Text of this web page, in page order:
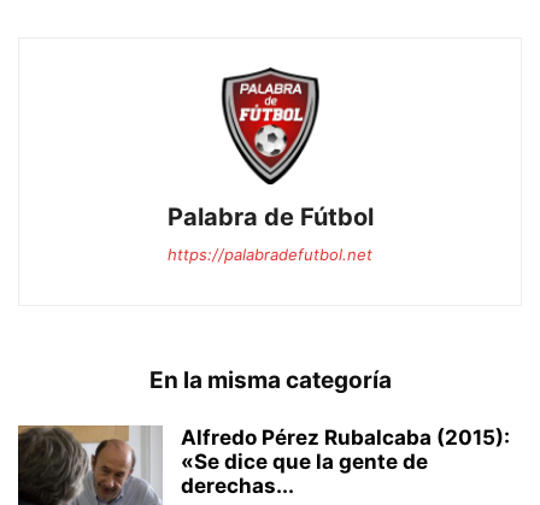
Palabra de Fútbol
https://palabradefutbol.net
En la misma categoría
Alfredo Pérez Rubalcaba (2015):
«Se dice que la gente de
derechas...